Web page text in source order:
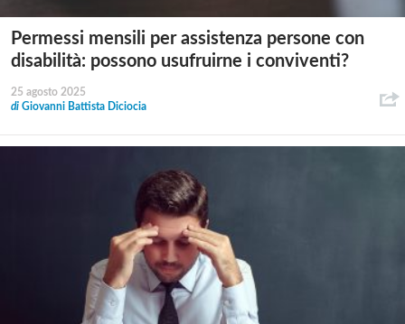
Permessi mensili per assistenza persone con
disabilità: possono usufruirne i conviventi?
25 agosto 2025
di Giovanni Battista Diciocia